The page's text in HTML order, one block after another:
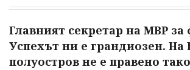
Главният секретар на МВР за
Успехът ни е грандиозен. На
полуостров не е правено